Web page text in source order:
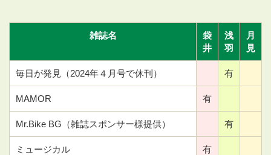
雑誌名
袋
井
浅
羽
月
見
毎日が発見（2024年４月号で休刊） 有
MAMOR 有
Mr.Bike BG（雑誌スポンサー様提供） 有
ミュージカル 有